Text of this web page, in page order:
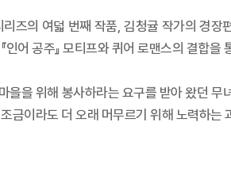
즈의 여덟 번째 작품, 김청귤 작가의 경장
인어 공주』 모티프와 퀴어 로맨스의 결합
을을 위해 봉사하라는 요구를 받아 왔던
금이라도 더 오래 머무르기 위해 노력하